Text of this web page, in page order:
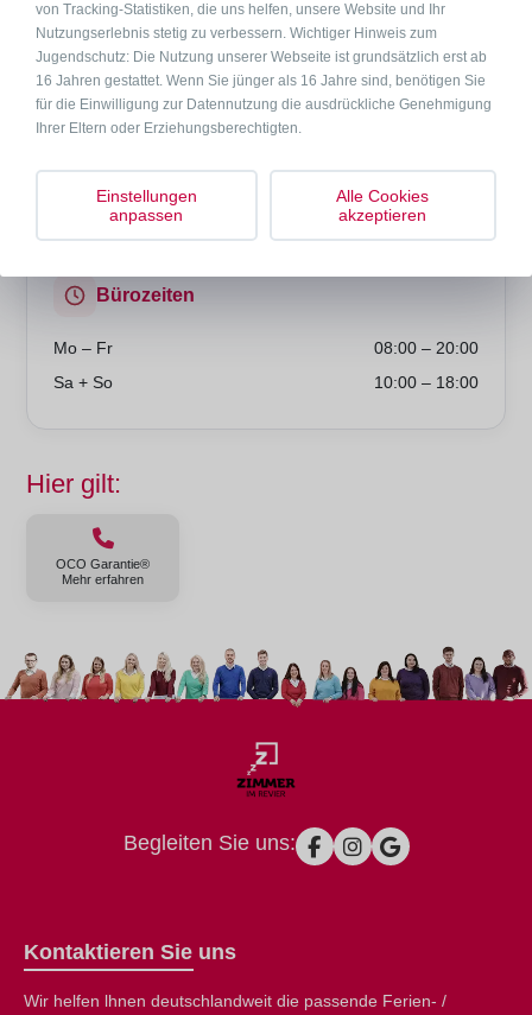
Anfrage per Telefon Anfrage per Mail
Preise
auf Anfrage
Bürozeiten
Mo – Fr
08:00 – 20:00
Sa + So
10:00 – 18:00
Hier gilt:
OCO Garantie®
Mehr erfahren
Begleiten Sie uns:
Kontaktieren Sie uns
Wir helfen lhnen deutschlandweit die passende Ferien- /
von Tracking-Statistiken, die uns helfen, unsere Website und Ihr
Nutzungserlebnis stetig zu verbessern. Wichtiger Hinweis zum
Jugendschutz: Die Nutzung unserer Webseite ist grundsätzlich erst ab
16 Jahren gestattet. Wenn Sie jünger als 16 Jahre sind, benötigen Sie
für die Einwilligung zur Datennutzung die ausdrückliche Genehmigung
Ihrer Eltern oder Erziehungsberechtigten.
Einstellungen
anpassen
Alle Cookies
akzeptieren